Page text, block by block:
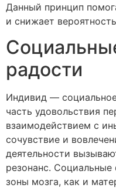
Данный принцип
и снижает
радости
Индивид —
часть удовольствия
взаимодействием с
сочувствие и
деятельности
резонанс.
зоны мозга, как и